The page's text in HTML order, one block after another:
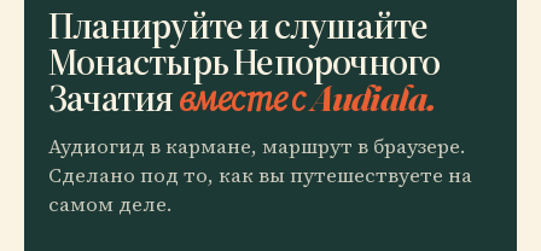
Планируйте и слушайте
Монастырь Непорочного
Зачатиявместе с Audiala.
Аудиогид в кармане, маршрут в браузере.
Сделано под то, как вы путешествуете на
самом деле.